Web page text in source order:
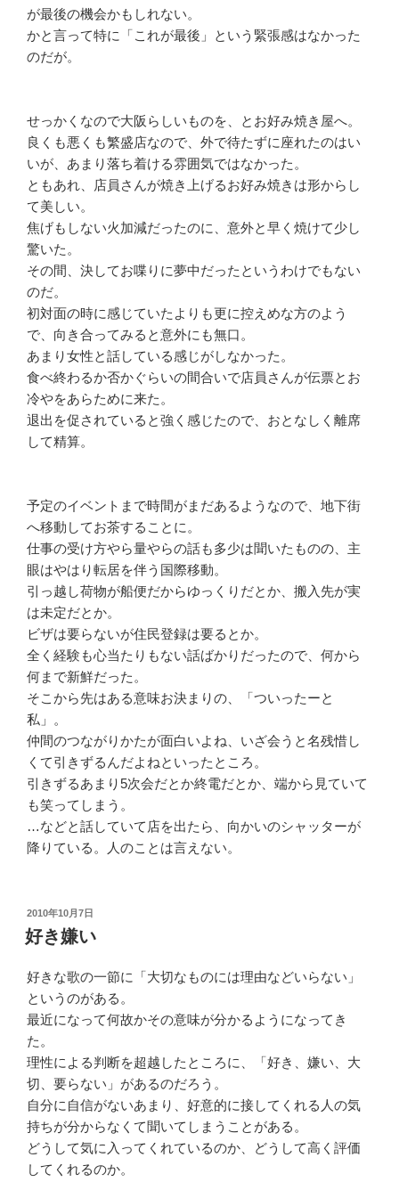
が最後の機会かもしれない。
かと言って特に「これが最後」という緊張感はなかった
のだが。
せっかくなので大阪らしいものを、とお好み焼き屋へ。
良くも悪くも繁盛店なので、外で待たずに座れたのはい
いが、あまり落ち着ける雰囲気ではなかった。
ともあれ、店員さんが焼き上げるお好み焼きは形からし
て美しい。
焦げもしない火加減だったのに、意外と早く焼けて少し
驚いた。
その間、決してお喋りに夢中だったというわけでもない
のだ。
初対面の時に感じていたよりも更に控えめな方のよう
で、向き合ってみると意外にも無口。
あまり女性と話している感じがしなかった。
食べ終わるか否かぐらいの間合いで店員さんが伝票とお
冷やをあらために来た。
退出を促されていると強く感じたので、おとなしく離席
して精算。
予定のイベントまで時間がまだあるようなので、地下街
へ移動してお茶することに。
仕事の受け方やら量やらの話も多少は聞いたものの、主
眼はやはり転居を伴う国際移動。
引っ越し荷物が船便だからゆっくりだとか、搬入先が実
は未定だとか。
ビザは要らないが住民登録は要るとか。
全く経験も心当たりもない話ばかりだったので、何から
何まで新鮮だった。
そこから先はある意味お決まりの、「ついったーと
私」。
仲間のつながりかたが面白いよね、いざ会うと名残惜し
くて引きずるんだよねといったところ。
引きずるあまり5次会だとか終電だとか、端から見ていて
も笑ってしまう。
…などと話していて店を出たら、向かいのシャッターが
降りている。人のことは言えない。
投
稿
日:
2010年10月7日
好き嫌い
好きな歌の一節に「大切なものには理由などいらない」
というのがある。
最近になって何故かその意味が分かるようになってき
た。
理性による判断を超越したところに、「好き、嫌い、大
切、要らない」があるのだろう。
自分に自信がないあまり、好意的に接してくれる人の気
持ちが分からなくて聞いてしまうことがある。
どうして気に入ってくれているのか、どうして高く評価
してくれるのか。